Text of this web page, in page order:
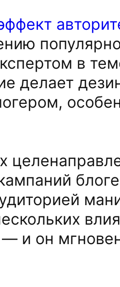
в
делает
и он